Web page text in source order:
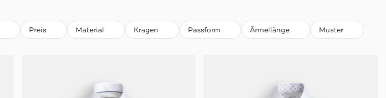
Preis Material Kragen Passform Ärmellänge Muster